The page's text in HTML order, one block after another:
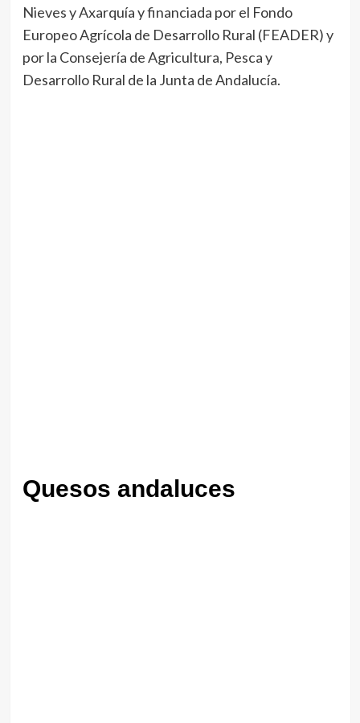
Nieves y Axarquía y financiada por el Fondo
Europeo Agrícola de Desarrollo Rural (FEADER) y
por la Consejería de Agricultura, Pesca y
Desarrollo Rural de la Junta de Andalucía.
Quesos andaluces